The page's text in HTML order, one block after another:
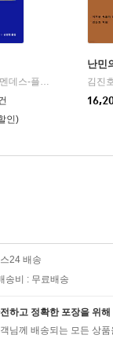
과 신비적 실천
마르틴 부버 저폴 멘데스-플로어 편/손성현 역
인)
난민
김진
24 배송
송비 : 무료배송
하고 정확한 포장을 위
님께 배송되는 모든 상